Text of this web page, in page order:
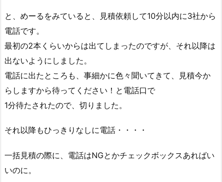
と、めーるをみていると、見積依頼して10分以内に3社から
電話です。
最初の2本くらいからは出てしまったのですが、それ以降は
出ないようにしました。
電話に出たところも、事細かに色々聞いてきて、見積今か
らしますから待ってください！と電話口で
1分待たされたので、切りました。
それ以降もひっきりなしに電話・・・・
一括見積の際に、電話はNGとかチェックボックスあればい
いのに。